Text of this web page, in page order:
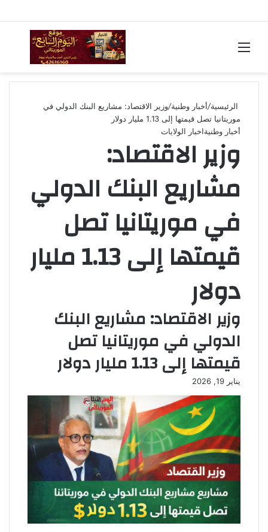
الرئيسية/أخبار وطنية/وزير الاقتصاد: مشاريع البنك الدولي في
موريتانيا تصل قيمتها إلى 1.13 مليار دولار
أخبار وطنيةاخبار الولايات
وزير الاقتصاد:
مشاريع البنك الدولي
في موريتانيا تصل
قيمتها إلى 1.13 مليار
دولار
وزير الاقتصاد: مشاريع البنك
الدولي في موريتانيا تصل
قيمتها إلى 1.13 مليار دولار
يناير 19, 2026